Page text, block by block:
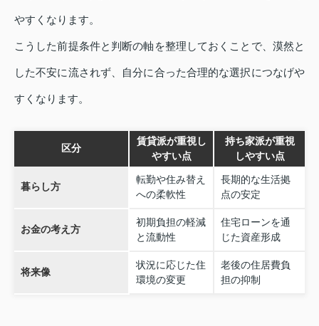
やすくなります。
こうした前提条件と判断の軸を整理しておくことで、漠然と
した不安に流されず、自分に合った合理的な選択につなげや
すくなります。
区分
賃貸派が重視し
やすい点
持ち家派が重視
しやすい点
暮らし方
転勤や住み替え
への柔軟性
長期的な生活拠
点の安定
お金の考え方
初期負担の軽減
と流動性
住宅ローンを通
じた資産形成
将来像
状況に応じた住
環境の変更
老後の住居費負
担の抑制